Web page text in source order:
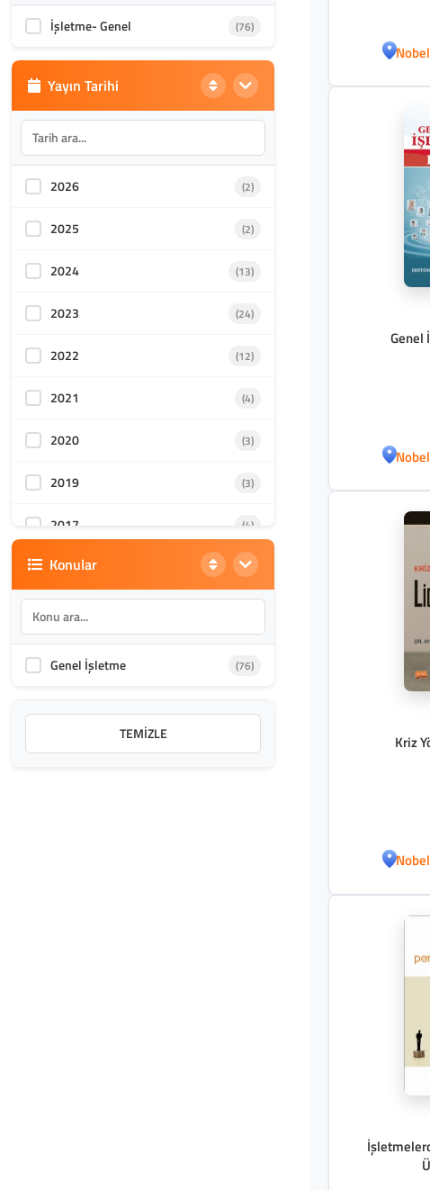
Akademik Kültür (1588)
İşletme- Genel (76)
Yayın Tarihi
2026 (2)
2025 (2)
2024 (13)
2023 (24)
2022 (12)
2021 (4)
2020 (3)
2019 (3)
2017 (4)
2016 (3)
Konular
Genel İşletme (76)
TEMIZLE
Genel
Kriz